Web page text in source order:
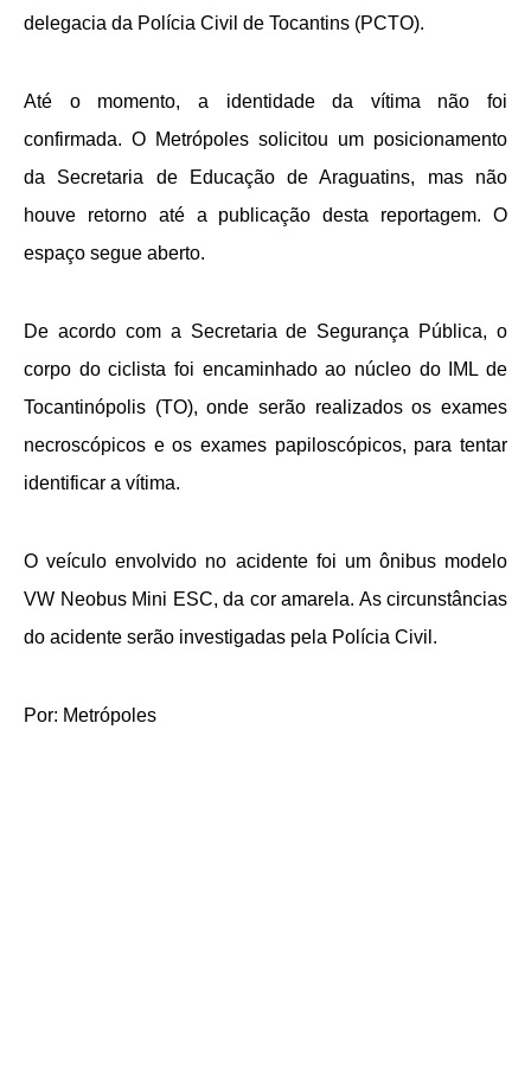
delegacia da Polícia Civil de Tocantins (PCTO).
Até o momento, a identidade da vítima não foi
confirmada. O Metrópoles solicitou um posicionamento
da Secretaria de Educação de Araguatins, mas não
houve retorno até a publicação desta reportagem. O
espaço segue aberto.
De acordo com a Secretaria de Segurança Pública, o
corpo do ciclista foi encaminhado ao núcleo do IML de
Tocantinópolis (TO), onde serão realizados os exames
necroscópicos e os exames papiloscópicos, para tentar
identificar a vítima.
O veículo envolvido no acidente foi um ônibus modelo
VW Neobus Mini ESC, da cor amarela. As circunstâncias
do acidente serão investigadas pela Polícia Civil.
Por: Metrópoles